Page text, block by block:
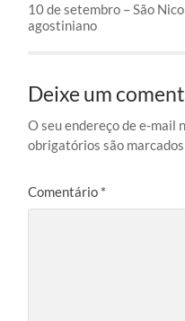
10 de setembro – São
agostiniano
Deixe um
O seu endereço de e-mail
obrigatórios são
Comentário *